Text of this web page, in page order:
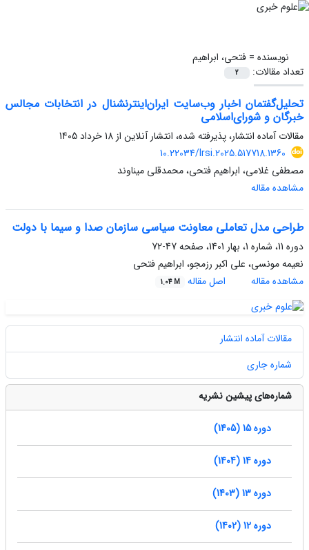
نویسنده =فتحی، ابراهیم
تعداد مقالات:
2
تحلیل‌گفتمان اخبار وب‌سایت ایران‌اینترنشنال در انتخابات مجالس
خبرگان و شورای‌اسلامی
مقالات آماده انتشار، پذیرفته شده، انتشار آنلاین از 18 خرداد 1405
10.22034/lrsi.2025.517718.1360
مصطفی غلامی، ابراهیم فتحی، محمدقلی میناوند
مشاهده مقاله
طراحی مدل تعاملی معاونت سیاسی ‌سازمان صدا و سیما با دولت
دوره 11، شماره 1، بهار 1401، صفحه
47-72
نعیمه مونسی، علی اکبر رزمجو، ابراهیم فتحی
مشاهده مقاله
اصل مقاله 1.04 M
مقالات آماده انتشار
شماره جاری
شماره‌های پیشین نشریه
دوره 15 (1405)
دوره 14 (1404)
دوره 13 (1403)
دوره 12 (1402)